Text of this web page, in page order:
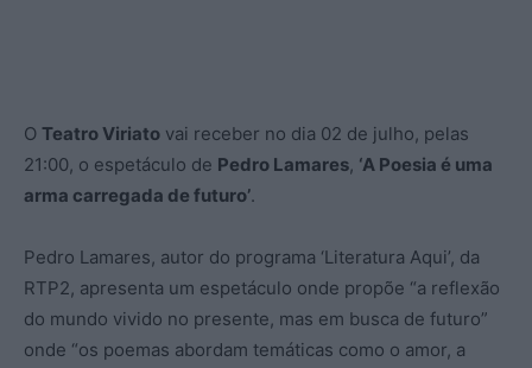
O Teatro Viriato vai receber no dia 02 de julho, pelas
21:00, o espetáculo de Pedro Lamares, ‘A Poesia é uma
arma carregada de futuro’.
Pedro Lamares, autor do programa ‘Literatura Aqui’, da
RTP2, apresenta um espetáculo onde propõe “a reflexão
do mundo vivido no presente, mas em busca de futuro”
onde “os poemas abordam temáticas como o amor, a